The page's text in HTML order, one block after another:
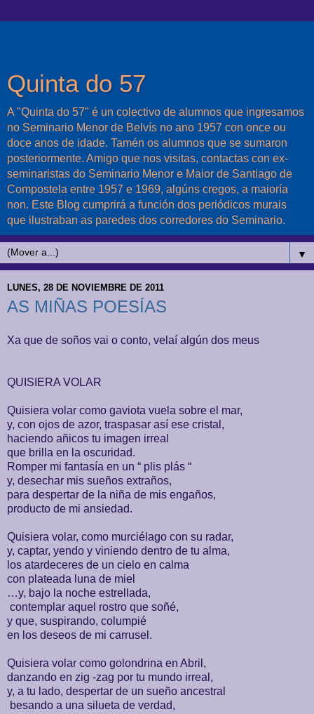
Quinta do 57
A "Quinta do 57" é un colectivo de alumnos que ingresamos
no Seminario Menor de Belvís no ano 1957 con once ou
doce anos de idade. Tamén os alumnos que se sumaron
posteriormente. Amigo que nos visitas, contactas con ex-
seminaristas do Seminario Menor e Maior de Santiago de
Compostela entre 1957 e 1969, algúns cregos, a maioría
non. Este Blog cumprirá a función dos periódicos murais
que ilustraban as paredes dos corredores do Seminario.
▼
LUNES, 28 DE NOVIEMBRE DE 2011
AS MIÑAS POESÍAS
Xa que de soños vai o conto, velaí algún dos meus
QUISIERA VOLAR
Quisiera volar como gaviota vuela sobre el mar,
y, con ojos de azor, traspasar así ese cristal,
haciendo añicos tu imagen irreal
que brilla en la oscuridad.
Romper mi fantasía en un “ plis plás “
y, desechar mis sueños extraños,
para despertar de la niña de mis engaños,
producto de mi ansiedad.
Quisiera volar, como murciélago con su radar,
y, captar, yendo y viniendo dentro de tu alma,
los atardeceres de un cielo en calma
con plateada luna de miel
…y, bajo la noche estrellada,
contemplar aquel rostro que soñé,
y que, suspirando, columpié
en los deseos de mi carrusel.
Quisiera volar como golondrina en Abril,
danzando en zig -zag por tu mundo irreal,
y, a tu lado, despertar de un sueño ancestral
besando a una silueta de verdad,